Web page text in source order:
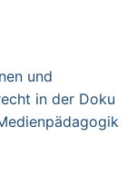
und
in der Doku